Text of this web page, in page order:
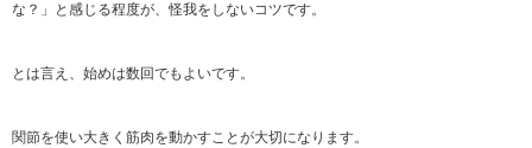
な？」と感じる程度が、怪我をしないコツです。
とは言え、始めは数回でもよいです。
関節を使い大きく筋肉を動かすことが大切になります。